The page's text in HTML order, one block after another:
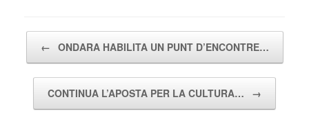
← ONDARA HABILITA UN PUNT D’ENCONTRE…
CONTINUA L’APOSTA PER LA CULTURA… →